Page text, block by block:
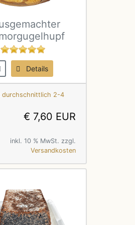
Details
durchschnittlich 2-4
€ 7,60 EUR
inkl. 10 % MwSt. zzgl.
Versandkosten